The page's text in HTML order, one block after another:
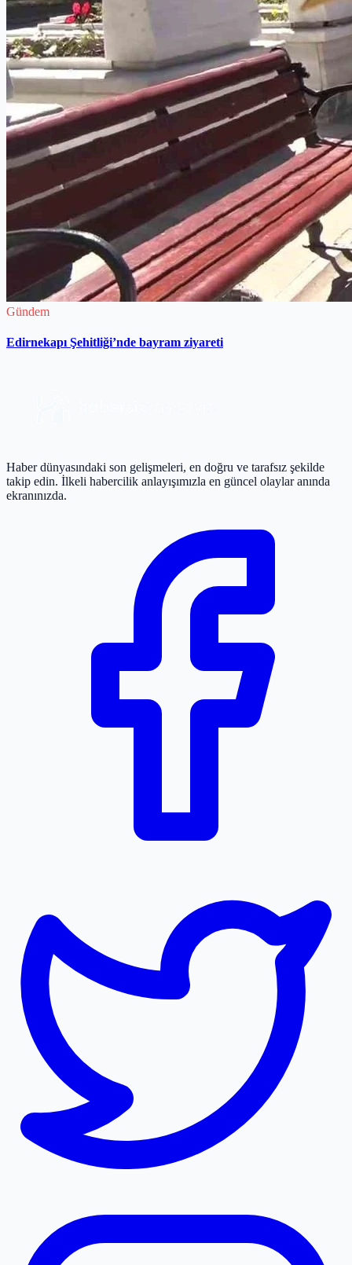
Gündem
Edirnekapı Şehitliği’nde bayram ziyareti
Haber dünyasındaki son gelişmeleri, en doğru ve tarafsız şekilde
takip edin. İlkeli habercilik anlayışımızla en güncel olaylar anında
ekranınızda.